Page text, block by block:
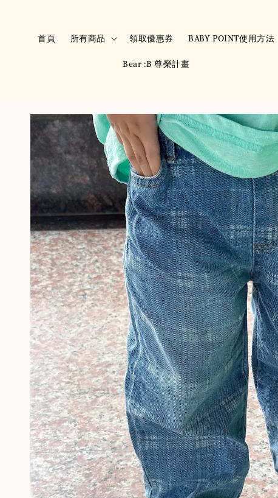
首頁 所有商品 領取優惠券 BABY POINT使用方法
Bear :B 尊榮計畫